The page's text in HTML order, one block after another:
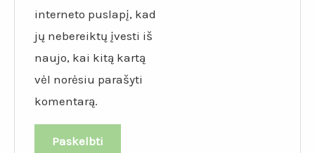
interneto puslapį, kad
jų nebereiktų įvesti iš
naujo, kai kitą kartą
vėl norėsiu parašyti
komentarą.